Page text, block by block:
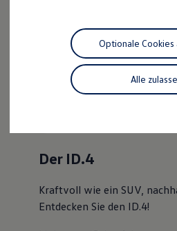
Motorenöl und
Räder und Reifen
Pannen- und
Economy Service
Volkswagen Teile
Zubehör
Individualisieren
Wallbox und
Dienste für Ihr
Volkswagen Apps,
Handy und
Der ID.4
Kraftvoll wie ein SUV,
Mehr zum ID.4 erfahren
Alle
Optionale Cookies